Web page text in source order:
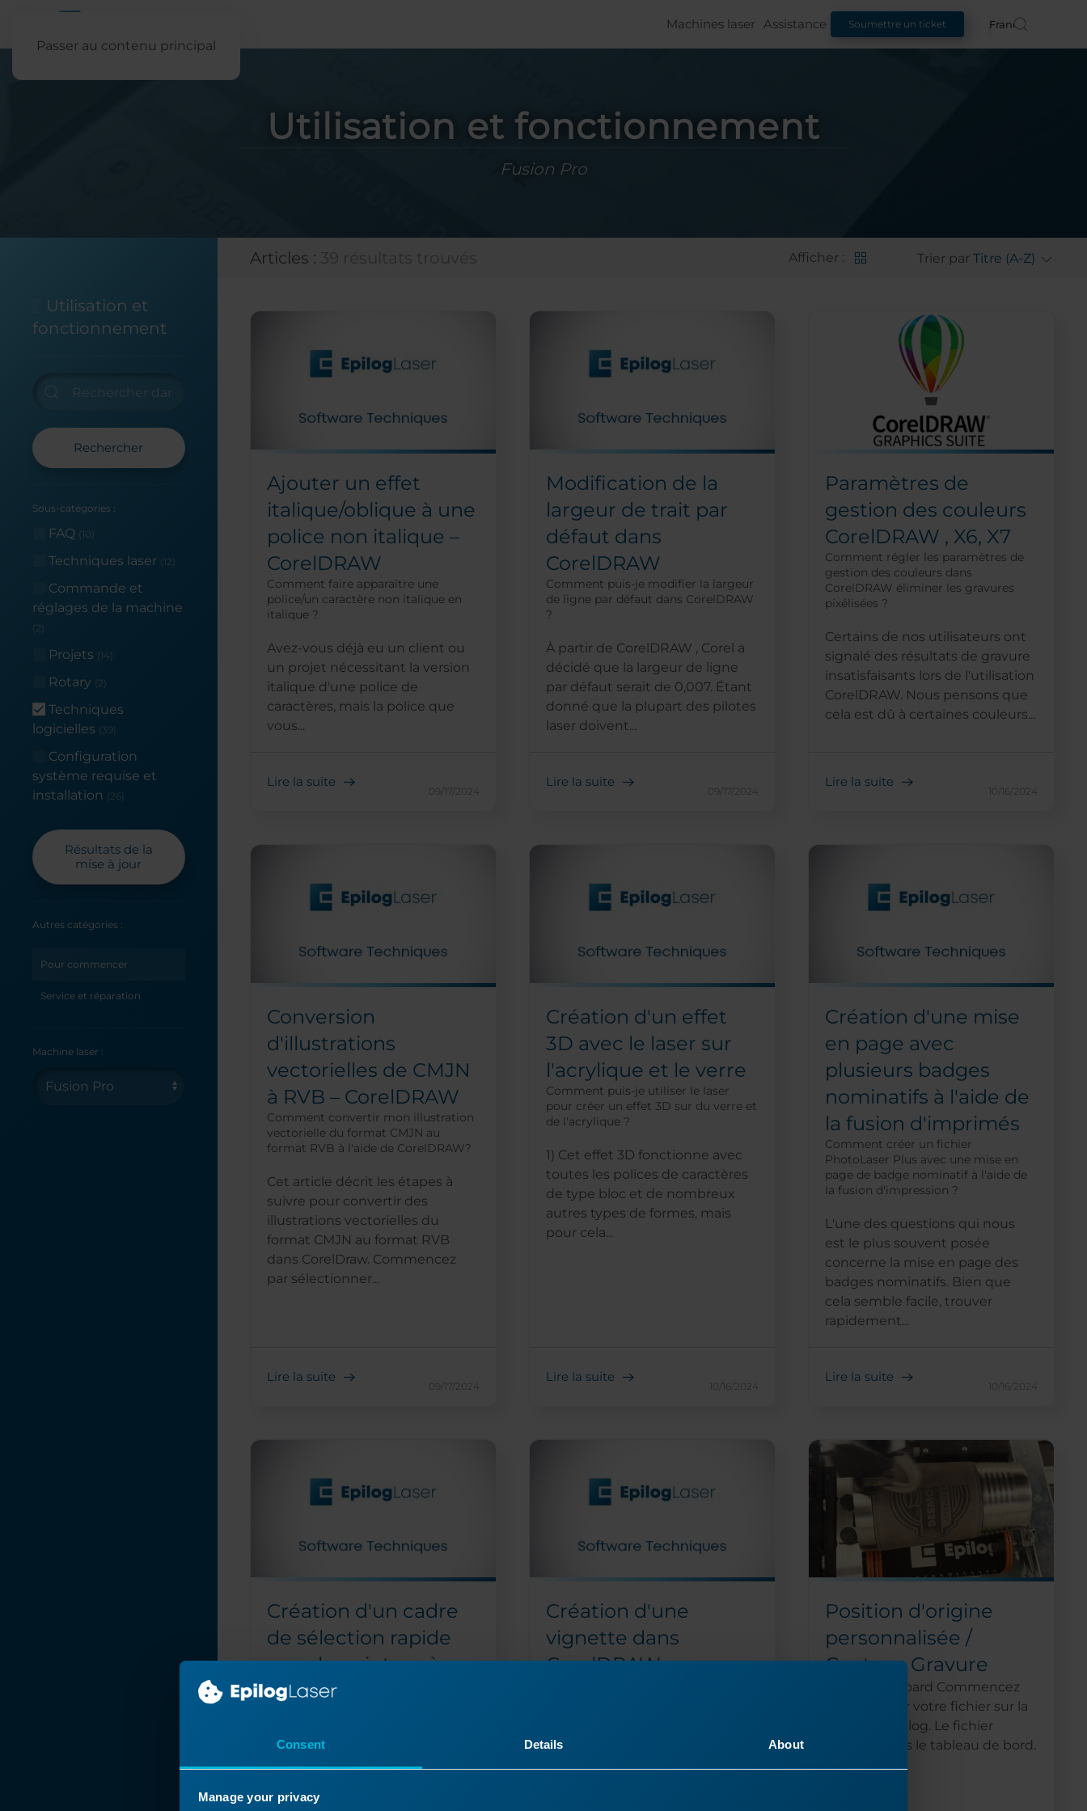
Consent Details About
Manage your privacy
Passer au contenu principal
Machines laser Assistance Soumettre un ticket Français
Utilisation et fonctionnement
Fusion Pro
Utilisation et
fonctionnement
Rechercher
Sous-catégories :
FAQ (10)
Techniques laser (12)
Commande et
réglages de la machine
(2)
Projets (14)
Rotary (2)
Techniques
logicielles (39)
Configuration
système requise et
installation (26)
Résultats de la
mise à jour
Autres catégories :
Pour commencer
Service et réparation
Machine laser :
Articles : Afficher : Trier par Titre (A-Z)
Ajouter un effet
italique/oblique à une
police non italique –
CorelDRAW
Comment faire apparaître une
police/un caractère non italique en
italique ?
Avez-vous déjà eu un client ou
un projet nécessitant la version
italique d'une police de
caractères, mais la police que
vous...
Lire la suite
09/17/2024
Modification de la
largeur de trait par
défaut dans
CorelDRAW
Comment puis-je modifier la largeur
de ligne par défaut dans CorelDRAW
?
À partir de CorelDRAW , Corel a
décidé que la largeur de ligne
par défaut serait de 0,007. Étant
donné que la plupart des pilotes
laser doivent...
Lire la suite
09/17/2024
Paramètres de
gestion des couleurs
CorelDRAW , X6, X7
Comment régler les paramètres de
gestion des couleurs dans
CorelDRAW éliminer les gravures
pixélisées ?
Certains de nos utilisateurs ont
signalé des résultats de gravure
insatisfaisants lors de l'utilisation
CorelDRAW. Nous pensons que
cela est dû à certaines couleurs...
Lire la suite
10/16/2024
Conversion
d'illustrations
vectorielles de CMJN
à RVB – CorelDRAW
Comment convertir mon illustration
vectorielle du format CMJN au
format RVB à l'aide de CorelDRAW?
Cet article décrit les étapes à
suivre pour convertir des
illustrations vectorielles du
format CMJN au format RVB
dans CorelDraw. Commencez
par sélectionner...
Lire la suite
09/17/2024
Création d'un effet
3D avec le laser sur
l'acrylique et le verre
Comment puis-je utiliser le laser
pour créer un effet 3D sur du verre et
de l'acrylique ?
1) Cet effet 3D fonctionne avec
toutes les polices de caractères
de type bloc et de nombreux
autres types de formes, mais
pour cela...
Lire la suite
10/16/2024
Création d'une mise
en page avec
plusieurs badges
nominatifs à l'aide de
la fusion d'imprimés
Comment créer un fichier
PhotoLaser Plus avec une mise en
page de badge nominatif à l'aide de
la fusion d'impression ?
L'une des questions qui nous
est le plus souvent posée
concerne la mise en page des
badges nominatifs. Bien que
cela semble facile, trouver
rapidement...
Lire la suite
10/16/2024
Création d'un cadre
de sélection rapide
pour le pointeur à
point rouge
personnalisés, rien ne vaut la
Création d'une
vignette dans
CorelDRAW
plus sophistiqué pour le
recadrage et la gravure de vos
Position d'origine
personnalisée /
Centre – Gravure
Laser Dashboard Commencez
par imprimer votre fichier sur la
graveuse Epilog. Le fichier
s'ouvrira dans le tableau de bord.
Dans...